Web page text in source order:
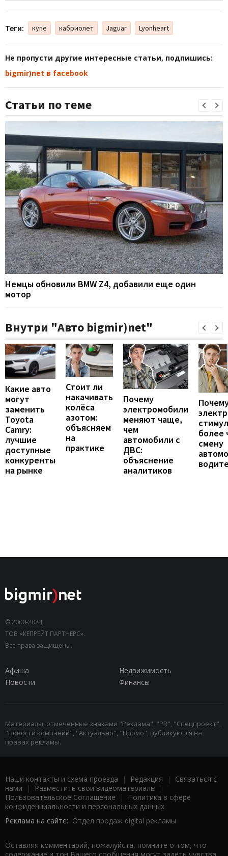
Теги: купе кабриолет Jaguar Lyonheart
Не пропусти другие интересные статьи, подпишись:
bigmir)net в facebook
Статьи по теме
Немцы обновили BMW Z4, добавили еще один
мотор
Внутри "Авто bigmir)net"
Какие авто
могут
заменить
Toyota
Camry:
лучшие
доступные
конкуренты
на рынке
Стоит ли
накачивать
колёса
азотом:
объясняем
на
практике
Почему
электромобили
меняют чаще,
чем
автомобили с
ДВС:
объяснение
аналитиков
более
смену
© 2000-2024,
ТОВ «КЕПРЕЙТ ПАРТНЕРС».
Все права защищены.
Афиша
Недвижимость
Новости
Финансы
Материалы, отмеченные знаками "Реклама", "PR", "Спецпроект",
"Новости компаний", "Актуально", "Промо", публикуются на
правах рекламы.
Наши контакты и схема проезда | Редакция | Связаться с
нами | Разместить свои видеоматериалы |
Пользовательское Соглашение |
Политика в сфере
конфиденциальности и персональных данных
Реклама на сайте: Отдел продаж digital рекламы
Оставляя комментарий, пожалуйста, помните о том, что